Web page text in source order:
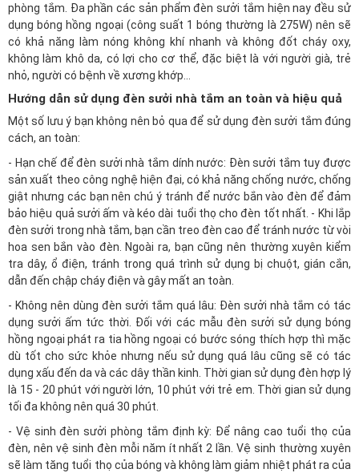
phòng tắm. Đa phần các sản phẩm đèn sưởi tắm hiện nay đều sử
dụng bóng hồng ngoại (công suất 1 bóng thường là 275W) nên sẽ
có khả năng làm nóng không khí nhanh và không đốt cháy oxy,
không làm khô da, có lợi cho cơ thể, đặc biệt là với người già, trẻ
nhỏ, người có bệnh về xương khớp...
Hướng dẫn sử dụng đèn sưởi nhà tắm an toàn và hiệu quả
Một số lưu ý bạn không nên bỏ qua để sử dụng đèn sưởi tắm đúng
cách, an toàn:
- Hạn chế để đèn sưởi nhà tắm dính nước: Đèn sưởi tắm tuy được
sản xuất theo công nghệ hiện đại, có khả năng chống nước, chống
giật nhưng các bạn nên chú ý tránh để nước bắn vào đèn để đảm
bảo hiệu quả sưởi ấm và kéo dài tuổi thọ cho đèn tốt nhất. - Khi lắp
đèn sưởi trong nhà tắm, bạn cần treo đèn cao để tránh nước từ vòi
hoa sen bắn vào đèn. Ngoài ra, bạn cũng nên thường xuyên kiểm
tra dây, ổ điện, tránh trong quá trình sử dụng bị chuột, gián cắn,
dẫn đến chập cháy điện và gây mất an toàn.
- Không nên dùng đèn sưởi tắm quá lâu: Đèn sưởi nhà tắm có tác
dụng sưởi ấm tức thời. Đối với các mẫu đèn sưởi sử dụng bóng
hồng ngoại phát ra tia hồng ngoại có bước sóng thích hợp thì mặc
dù tốt cho sức khỏe nhưng nếu sử dụng quá lâu cũng sẽ có tác
dụng xấu đến da và các dây thần kinh. Thời gian sử dụng đèn hợp lý
là 15 - 20 phút với người lớn, 10 phút với trẻ em. Thời gian sử dụng
tối đa không nên quá 30 phút.
- Vệ sinh đèn sưởi phòng tắm định kỳ: Để nâng cao tuổi thọ của
đèn, nên vệ sinh đèn mỗi năm ít nhất 2 lần. Vệ sinh thường xuyên
sẽ làm tăng tuổi thọ của bóng và không làm giảm nhiệt phát ra của